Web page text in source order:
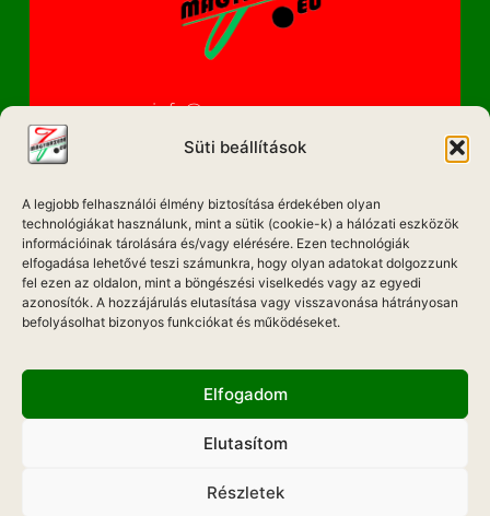
Süti beállítások
A legjobb felhasználói élmény biztosítása érdekében olyan
technológiákat használunk, mint a sütik (cookie-k) a hálózati eszközök
információinak tárolására és/vagy elérésére. Ezen technológiák
elfogadása lehetővé teszi számunkra, hogy olyan adatokat dolgozzunk
fel ezen az oldalon, mint a böngészési viselkedés vagy az egyedi
azonosítók. A hozzájárulás elutasítása vagy visszavonása hátrányosan
befolyásolhat bizonyos funkciókat és működéseket.
Elfogadom
Elutasítom
Részletek
info@magyarzene.eu
IMPRESSZUM
ETIKAI KÓDEX
MÉDIA AJÁNLAT
ADATKEZELÉSI NYILATKOZAT
Hadd Szóljon!
Weboldal Készítés: ONMEDIAWEB